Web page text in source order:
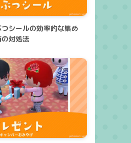
つシールの効率的な集め
対処法